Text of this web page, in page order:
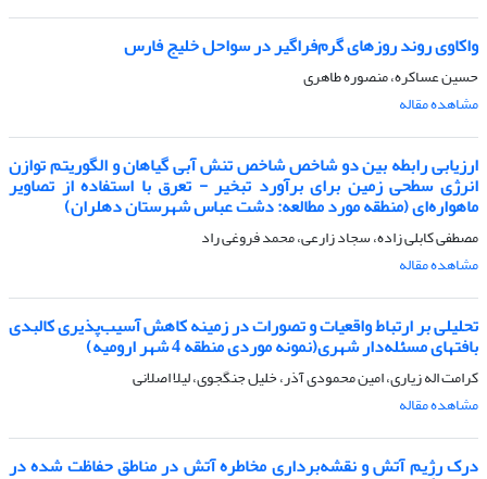
واکاوی روند روزهای گرم‌فراگیر در سواحل خلیج فارس
حسین عساکره، منصوره طاهری
مشاهده مقاله
ارزیابی رابطه بین دو شاخص شاخص تنش آبی گیاهان و الگوریتم توازن
انرژی سطحی زمین برای برآورد تبخیر - تعرق با استفاده از تصاویر
ماهواره‌ای (منطقه مورد مطالعه: دشت عباس شهرستان دهلران)
مصطفی کابلی زاده، سجاد زارعی، محمد فروغی راد
مشاهده مقاله
تحلیلی بر ارتباط واقعیات و تصورات در زمینه کاهش آسیب‌پذیری کالبدی
بافتهای مسئله‌دار شهری(نمونه موردی منطقه 4 شهر ارومیه)
کرامت اله زیاری، امین محمودی آذر، خلیل جنگجوی، لیلا اصلانی
مشاهده مقاله
درک رژیم آتش و نقشه‌برداری مخاطره آتش در مناطق حفاظت شده در